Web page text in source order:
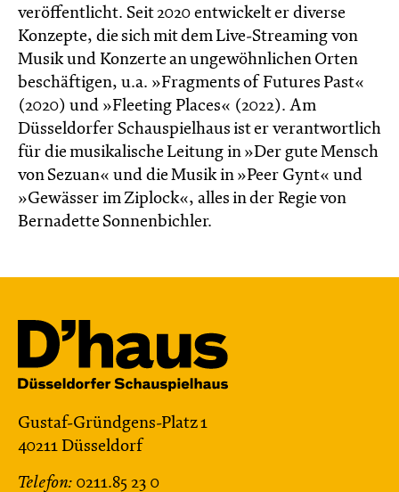
veröffentlicht. Seit 2020 entwickelt er diverse
Konzepte, die sich mit dem Live-Streaming von
Musik und Konzerte an ungewöhnlichen Orten
beschäftigen, u.a. »Fragments of Futures Past«
(2020) und »Fleeting Places« (2022). Am
Düsseldorfer Schauspielhaus ist er verantwortlich
für die musikalische Leitung in »Der gute Mensch
von Sezuan« und die Musik in »Peer Gynt« und
»Gewässer im Ziplock«, alles in der Regie von
Bernadette Sonnenbichler.
Gustaf-Gründgens-Platz 1
40211 Düsseldorf
Telefon: 0211.85 23 0